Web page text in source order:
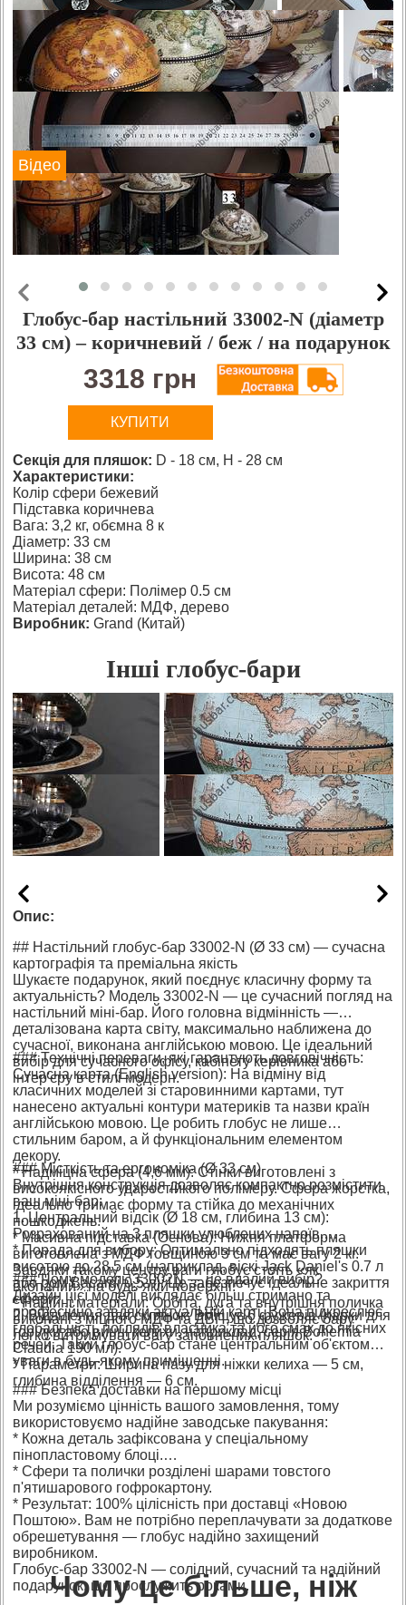
Відео
Глобус-бар настільний 33002-N (діаметр
33 см) – коричневий / беж / на подарунок
3318 грн
КУПИТИ
Секція для пляшок: D - 18 см, H - 28 см
Характеристики:
Колір сфери бежевий
Підставка коричнева
Вага: 3,2 кг, обємна 8 к
Діаметр: 33 см
Ширина: 38 см
Висота: 48 см
Матеріал сфери: Полімер 0.5 см
Матеріал деталей: МДФ, дерево
Виробник: Grand (Китай)
Інші глобус-бари
Опис:
## Настільний глобус-бар 33002-N (Ø 33 см) — сучасна
картографія та преміальна якість
Шукаєте подарунок, який поєднує класичну форму та
актуальність? Модель 33002-N — це сучасний погляд на
настільний міні-бар. Його головна відмінність —
деталізована карта світу, максимально наближена до
сучасної, виконана англійською мовою. Це ідеальний
вибір для сучасного офісу, кабінету керівника або
інтер'єру в стилі модерн.
### Технічні переваги, які гарантують довговічність:
Сучасна карта (English version): На відміну від
класичних моделей зі старовинними картами, тут
нанесено актуальні контури материків та назви країн
англійською мовою. Це робить глобус не лише
стильним баром, а й функціональним елементом
декору.
* Надміцна сфера (4,6 мм): Стінки виготовлені з
високоякісного ударостійкого полімеру. Сфера жорстка,
ідеально тримає форму та стійка до механічних
пошкоджень.
* Масивна підставка (Основа): Нижня платформа
виготовлена з МДФ товщиною 3 см та має вагу 2 кг.
Завдяки такому центру ваги глобус стоїть «як
вкопаний» на будь-якій поверхні.
* Надійні матеріали: Орбіта, дуга та внутрішня поличка
виконані з міцного МДФ та ДВП, що дозволяє бару
легко витримувати вагу заповнених пляшок.
### Місткість та ергономіка (Ø 33 см)
Внутрішня конструкція дозволяє компактно розмістити
ваш міні-бар:
1. Центральний відсік (Ø 18 см, глибина 13 см):
Розрахований на 3 пляшки улюблених напоїв.
* Порада для вибору: Оптимально підходять пляшки
висотою до 28,5 см (наприклад, віскі Jack Daniel's 0.7 л
або ром Bacardi 0.5 л). Це забезпечує ідеальне закриття
сфери.
2. Відділення для склянок: Вміщує 6 фужерів (чарки для
горілки або винні келихи, наприклад, серія Bohemia
Claudia 190 мл).
* Параметри: Ширина пазу для ніжки келиха — 5 см,
глибина відділення — 6 см.
### Чому модель 33002N — це вдалий вибір?
Дизайн цієї моделі виглядає більш стримано та
професійно завдяки актуальній карті. Вона підкреслює
глобальність поглядів власника та його смак до якісних
речей. Такий глобус-бар стане центральним об'єктом
уваги в будь-якому приміщенні.
### Безпека доставки на першому місці
Ми розуміємо цінність вашого замовлення, тому
використовуємо надійне заводське пакування:
* Кожна деталь зафіксована у спеціальному
пінопластовому блоці.
* Сфери та полички розділені шарами товстого
п'ятишарового гофрокартону.
* Результат: 100% цілісність при доставці «Новою
Поштою». Вам не потрібно переплачувати за додаткове
обрешетування — глобус надійно захищений
виробником.
Глобус-бар 33002-N — солідний, сучасний та надійний
подарунок, що прослужить роками.
Чому це більше, ніж